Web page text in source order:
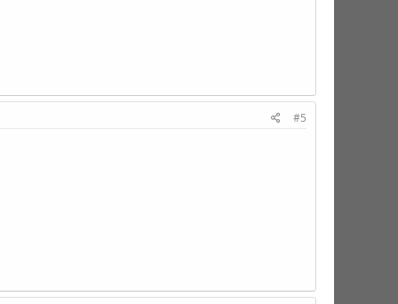
#5